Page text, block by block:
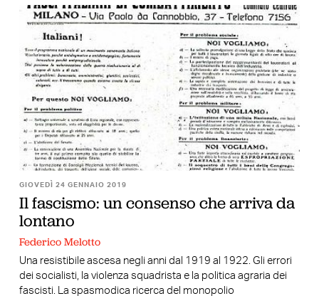
GIOVEDÌ 24 GENNAIO 2019
Il fascismo: un consenso che arriva da
lontano
Federico Melotto
Una resistibile ascesa negli anni dal 1919 al 1922. Gli errori
dei socialisti, la violenza squadrista e la politica agraria dei
fascisti. La spasmodica ricerca del monopolio